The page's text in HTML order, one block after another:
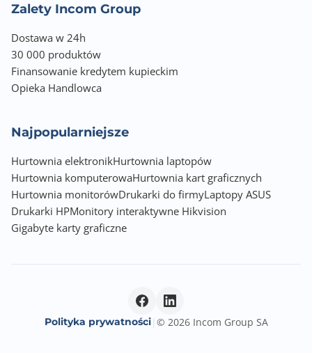
Zawiera baterię / akumulator
Informacje dodatkowe
Windows® 11 64-bit
Zalety Incom Group
Dostawa w 24h
30 000 produktów
Finansowanie kredytem kupieckim
Opieka Handlowca
Najpopularniejsze
Hurtownia elektronikHurtownia laptopów
Hurtownia komputerowaHurtownia kart graficznych
Hurtownia monitorówDrukarki do firmyLaptopy ASUS
Drukarki HPMonitory interaktywne Hikvision
Gigabyte karty graficzne
Polityka prywatności| © 2026 Incom Group SA